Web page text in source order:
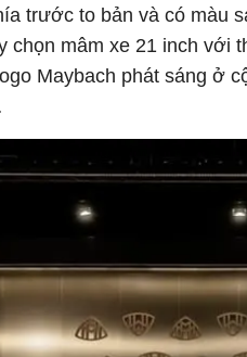
trước to bản và có màu
chọn mâm xe 21 inch với
Maybach phát sáng ở